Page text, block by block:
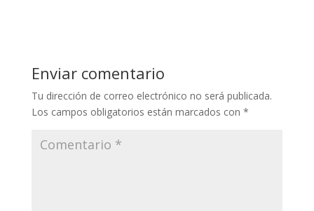
Enviar comentario
Tu dirección de correo electrónico no será publicada.
Los campos obligatorios están marcados con *